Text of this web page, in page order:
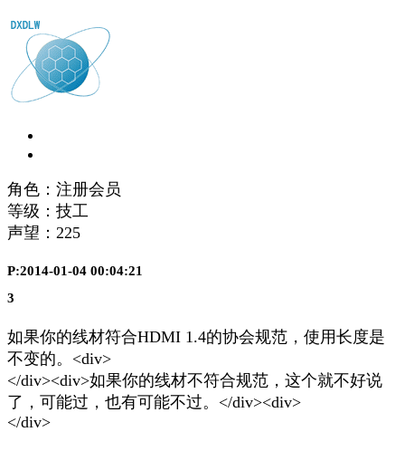
角色：注册会员
等级：技工
声望： 225
P:2014-01-04 00:04:21
3
如果你的线材符合HDMI 1.4的协会规范，使用长度是
不变的。<div>
</div><div>如果你的线材不符合规范，这个就不好说
了，可能过，也有可能不过。</div><div>
</div>